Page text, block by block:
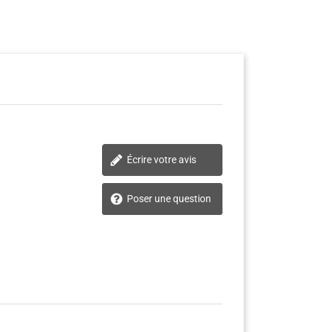
Écrire votre avis
Poser une question